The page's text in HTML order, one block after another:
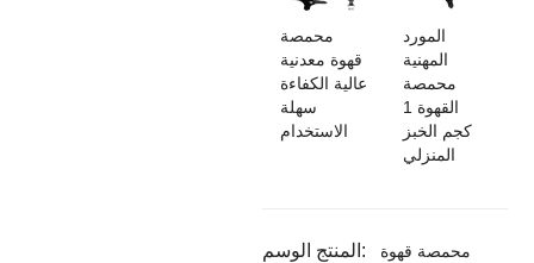
محمصة
قهوة معدنية
عالية الكفاءة
سهلة
الاستخدام
المورد
المهنية
محمصة
القهوة 1
كجم الخبز
المنزلي
المنتج الوسم:
محمصة قهوة